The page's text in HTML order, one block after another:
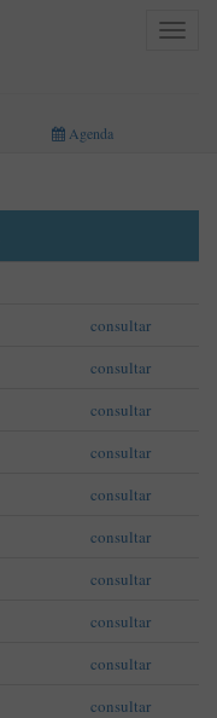
Toggle
Agenda
consultar
consultar
consultar
consultar
consultar
consultar
consultar
consultar
consultar
consultar